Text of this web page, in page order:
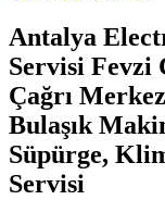
Antalya
Servisi Fevzi
Çağrı
Bulaşık
Süpürge,
Servisi